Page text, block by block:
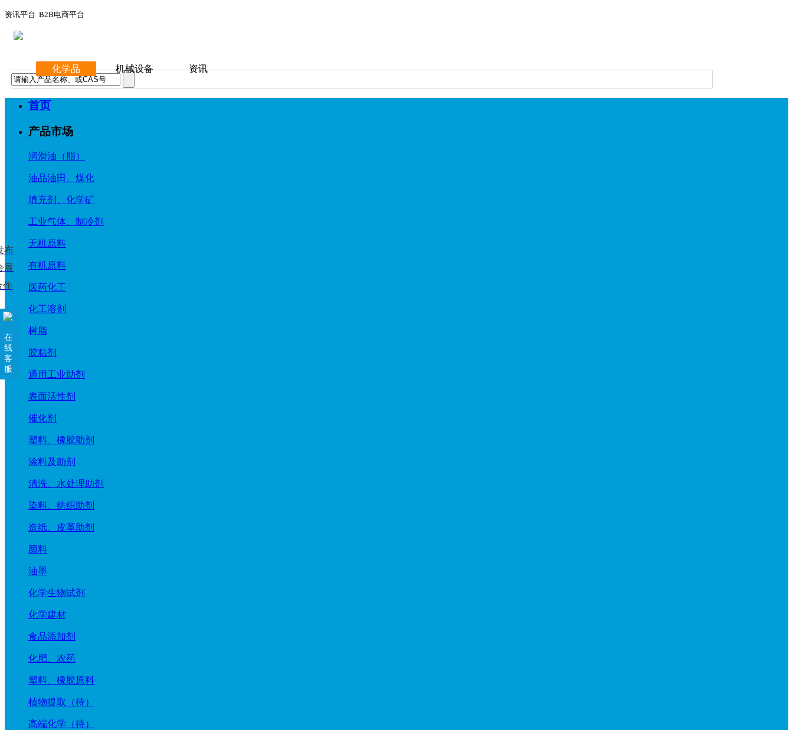
资讯平台 B2B电商平台
化学品 机械设备 资讯
首页
产品市场
润滑油（脂）
油品油田、煤化
填充剂、化学矿
工业气体、制冷剂
无机原料
有机原料
医药化工
化工溶剂
树脂
胶粘剂
通用工业助剂
表面活性剂
催化剂
塑料、橡胶助剂
涂料及助剂
清洗、水处理助剂
染料、纺织助剂
造纸、皮革助剂
颜料
油墨
化学生物试剂
化学建材
食品添加剂
化肥、农药
塑料、橡胶原料
植物提取（待）
高端化学（待）
布
展
作
在
线
客
服